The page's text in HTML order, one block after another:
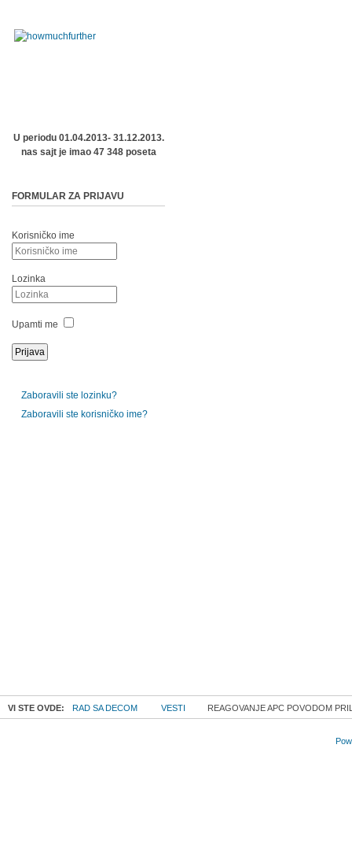
U periodu 01.04.2013- 31.12.2013.
nas sajt je imao 47 348 poseta
FORMULAR ZA PRIJAVU
Korisničko ime
Lozinka
Upamti me
Zaboravili ste lozinku?
Zaboravili ste korisničko ime?
VI STE OVDE: RAD SA DECOM VESTI REAGOVANJE APC POVODOM